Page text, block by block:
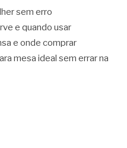
sem erro
e quando usar
e onde comprar
mesa ideal sem errar na